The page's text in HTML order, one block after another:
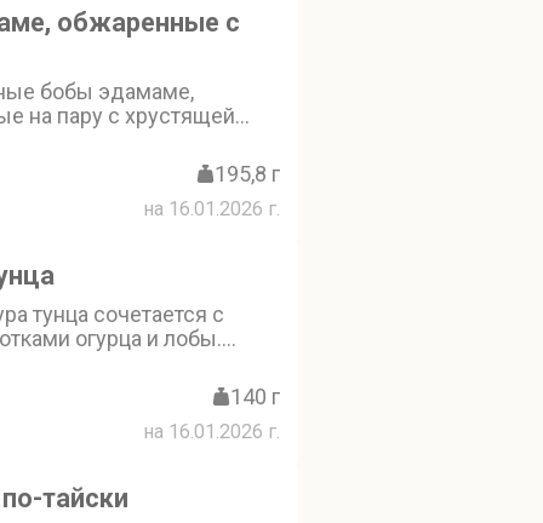
обжаренные с
бобы эдамаме,
на пару с хрустящей
вкусом
195,8 г
на 16.01.2026 г.
тунца сочетается с
огурца и лобы.
а свежая
аромат. Татаки из тунца -
для закуски
140 г
на 16.01.2026 г.
тайски